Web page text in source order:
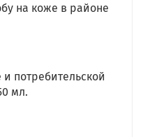
на коже в районе
потребительской
мл.